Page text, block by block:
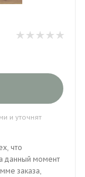
и уточнят
что
данный момент
заказа,